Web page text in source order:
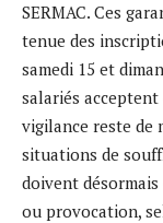
SERMAC. Ces
tenue des
samedi 15 et
salariés acceptent
vigilance reste de
situations de
doivent
ou provocation,